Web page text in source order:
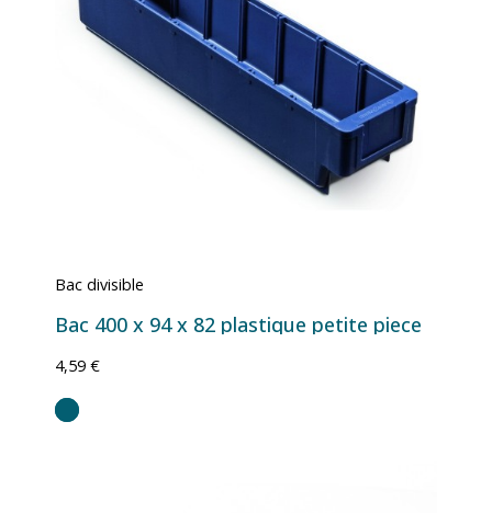
Bac divisible
Bac 400 x 94 x 82 plastique petite piece
4,59 €